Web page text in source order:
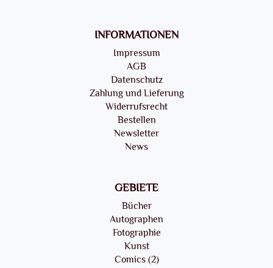
INFORMATIONEN
Impressum
AGB
Datenschutz
Zahlung und Lieferung
Widerrufsrecht
Bestellen
Newsletter
News
GEBIETE
Bücher
Autographen
Fotographie
Kunst
Comics (2)